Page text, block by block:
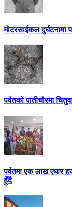
मोटरसाईकल दुर्घटनामा
पर्वतको पातीचौरमा
पर्वतमा एक लाख एघार
हुँदै